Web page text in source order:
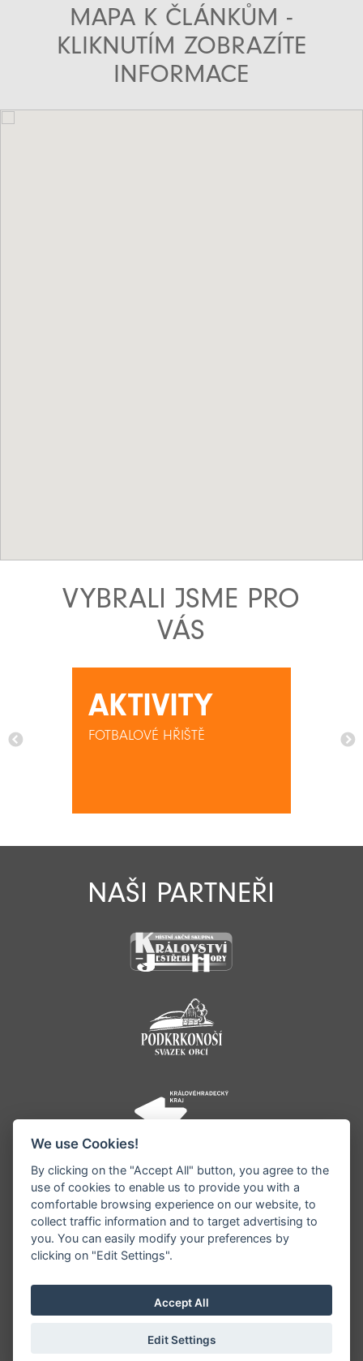
MAPA K ČLÁNKŮM -
KLIKNUTÍM ZOBRAZÍTE
INFORMACE
VYBRALI JSME PRO
VÁS
AKTIVITY
FOTBALOVÉ HŘIŠTĚ
NAŠI PARTNEŘI
©1996 - 2026 Všechna práva vyhrazena serveru
zveřejňovaných informací a vyhrazuje si právo
Sekce pro starosty|Nastavení cookies
We use Cookies!
By clicking on the "Accept All" button, you agree to the
use of cookies to enable us to provide you with a
comfortable browsing experience on our website, to
collect traffic information and to target advertising to
you. You can easily modify your preferences by
clicking on "Edit Settings".
Accept All
Edit Settings